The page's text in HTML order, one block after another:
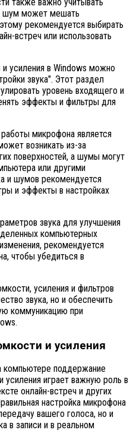
может мешать
рекомендуется выбирать
встреч или использовать
усиления в Windows можно
звука". Этот раздел
уровень входящего и
эффекты и фильтры для
микрофона является
возникать из-за
поверхностей, а шумы могут
или другими
и шумов рекомендуется
и эффекты в настройках
звука для улучшения
компьютерных
рекомендуется
чтобы убедиться в
усиления и фильтров
звука, но и обеспечить
коммуникацию при
и усиления
компьютере поддержание
усиления играет важную роль в
онлайн-встреч и других
настройка микрофона
вашего голоса, но и
в записи и в реальном